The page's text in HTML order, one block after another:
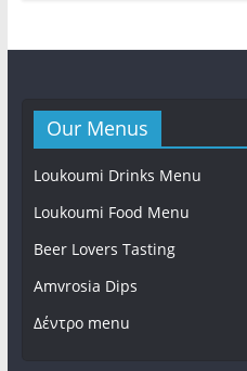
Our Menus
Loukoumi Drinks Menu
Loukoumi Food Menu
Beer Lovers Tasting
Amvrosia Dips
Δέντρο menu